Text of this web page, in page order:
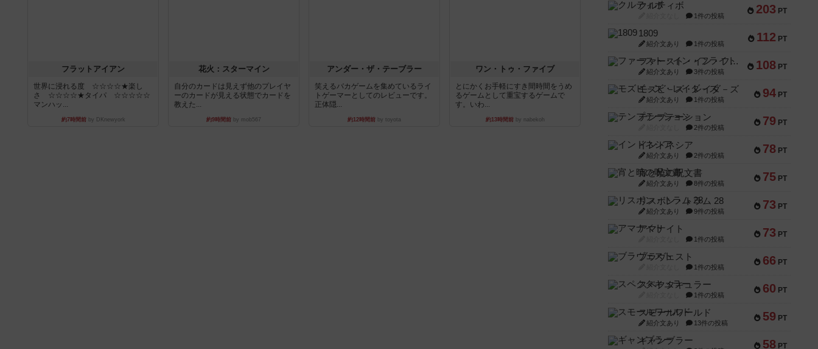
フラットアイアン
世界に浸れる度 ☆☆☆☆★楽し
さ ☆☆☆☆★タイパ ☆☆☆☆☆
マンハッ...
約7時間前by DKnewyork
花火：スターマイン
自分のカードは見えず他のプレイヤ
ーのカードが見える状態でカードを
教えた...
約9時間前 by mob567
アンダー・ザ・テーブラー
笑えるバカゲームを集めているライ
トゲーマーとしてのレビューです。
正体隠...
約12時間前 by toyota
ワン・トゥ・ファイブ
とにかくお手軽にすき間時間をうめ
るゲームとして重宝するゲームで
す。いわ...
約13時間前by nabekoh
203 PT
クルティボ
1件の投稿
112 PT
1809
紹介文あり 1件の投稿
108 PT
ファースト・イン・フライト
紹介文あり 3件の投稿
94 PT
モズビ－ズ・レイダ－ズ
紹介文あり 1件の投稿
79 PT
テンプテーション
2件の投稿
78 PT
インドネシア
紹介文あり 2件の投稿
75 PT
宵と暁の呪文書
紹介文あり 8件の投稿
73 PT
リスボン・トラム 28
紹介文あり 9件の投稿
73 PT
アマナイト
1件の投稿
66 PT
ブラヴェスト
1件の投稿
60 PT
スペクタキュラー
1件の投稿
59 PT
スモールワールド
紹介文あり 13件の投稿
58 PT
ギャンブラー